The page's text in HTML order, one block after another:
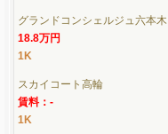
グランドコンシェルジュ六本木
18.8万円
1K
スカイコート高輪
賃料：-
1K